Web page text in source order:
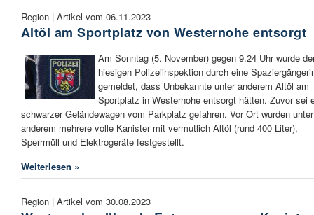
Region | Artikel vom 06.11.2023
Altöl am Sportplatz von Westernohe entsorgt
Am Sonntag (5. November) gegen 9.24 Uhr wurde
hiesigen Polizeiinspektion durch eine
gemeldet, dass Unbekannte unter anderem Altöl am
Sportplatz in Westernohe entsorgt hätten. Zuvor sei
schwarzer Geländewagen vom Parkplatz gefahren. Vor Ort wurden unter
anderem mehrere volle Kanister mit vermutlich Altöl (rund 400 Liter),
Sperrmüll und Elektrogeräte festgestellt.
Weiterlesen »
Region | Artikel vom 30.08.2023